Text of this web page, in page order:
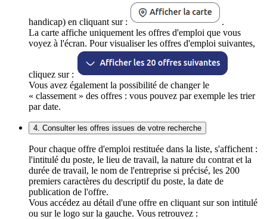
handicap) en cliquant sur :
.
La carte affiche uniquement les offres d'emploi que vous
voyez à l'écran. Pour visualiser les offres d'emploi suivantes,
cliquez sur :
Vous avez également la possibilité de changer le
« classement » des offres : vous pouvez par exemple les trier
par date.
4. Consulter les offres issues de votre recherche
Pour chaque offre d'emploi restituée dans la liste, s'affichent :
l'intitulé du poste, le lieu de travail, la nature du contrat et la
durée de travail, le nom de l'entreprise si précisé, les 200
premiers caractères du descriptif du poste, la date de
publication de l'offre.
Vous accédez au détail d'une offre en cliquant sur son intitulé
ou sur le logo sur la gauche. Vous retrouvez :